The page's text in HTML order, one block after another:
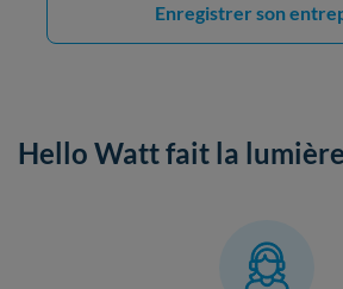
Enregistrer son
Hello Watt fait la